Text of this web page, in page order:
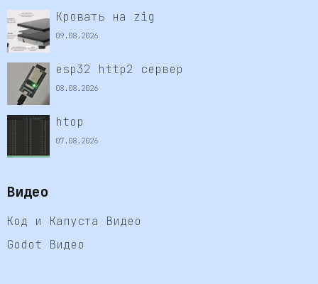
Кровать на zig
09.08.2026
esp32 http2 сервер
08.08.2026
htop
07.08.2026
Видео
Код и Капуста Видео
Godot Видео